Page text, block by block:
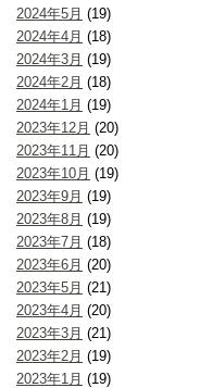
2024年5月 (19)
2024年4月 (18)
2024年3月 (19)
2024年2月 (18)
2024年1月 (19)
2023年12月 (20)
2023年11月 (20)
2023年10月 (19)
2023年9月 (19)
2023年8月 (19)
2023年7月 (18)
2023年6月 (20)
2023年5月 (21)
2023年4月 (20)
2023年3月 (21)
2023年2月 (19)
2023年1月 (19)